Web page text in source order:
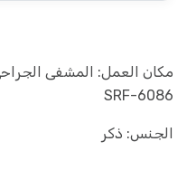
مكان العمل: المشفى
SRF-6086
الجنس: ذكر